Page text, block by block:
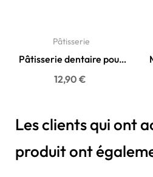
Pâtisserie
Pâtisserie dentaire pour
chien - Le moelleux...
12,90 €
Les clients qui ont
produit ont